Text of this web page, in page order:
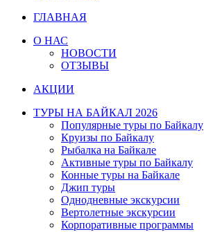
ГЛАВНАЯ
О НАС
НОВОСТИ
ОТЗЫВЫ
АКЦИИ
ТУРЫ НА БАЙКАЛ 2026
Популярные туры по Байкалу
Круизы по Байкалу
Рыбалка на Байкале
Активные туры по Байкалу
Конные туры на Байкале
Джип туры
Однодневные экскурсии
Вертолетные экскурсии
Корпоративные программы